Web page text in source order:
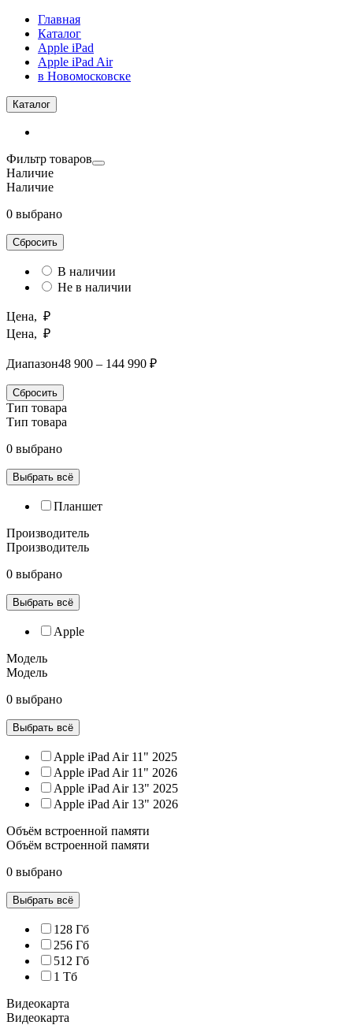
Главная
Каталог
Apple iPad
Apple iPad Air
в Новомосковске
Каталог
Фильтр товаров
Наличие
Наличие
0 выбрано
Сбросить
В наличии
Не в наличии
Цена, ₽
Цена, ₽
Диапазон48 900 – 144 990 ₽
Сбросить
Тип товара
Тип товара
0 выбрано
Выбрать всё
Планшет
Производитель
Производитель
0 выбрано
Выбрать всё
Apple
Модель
Модель
0 выбрано
Выбрать всё
Apple iPad Air 11" 2025
Apple iPad Air 11" 2026
Apple iPad Air 13" 2025
Apple iPad Air 13" 2026
Объём встроенной памяти
Объём встроенной памяти
0 выбрано
Выбрать всё
128 Гб
256 Гб
512 Гб
1 Тб
Видеокарта
Видеокарта